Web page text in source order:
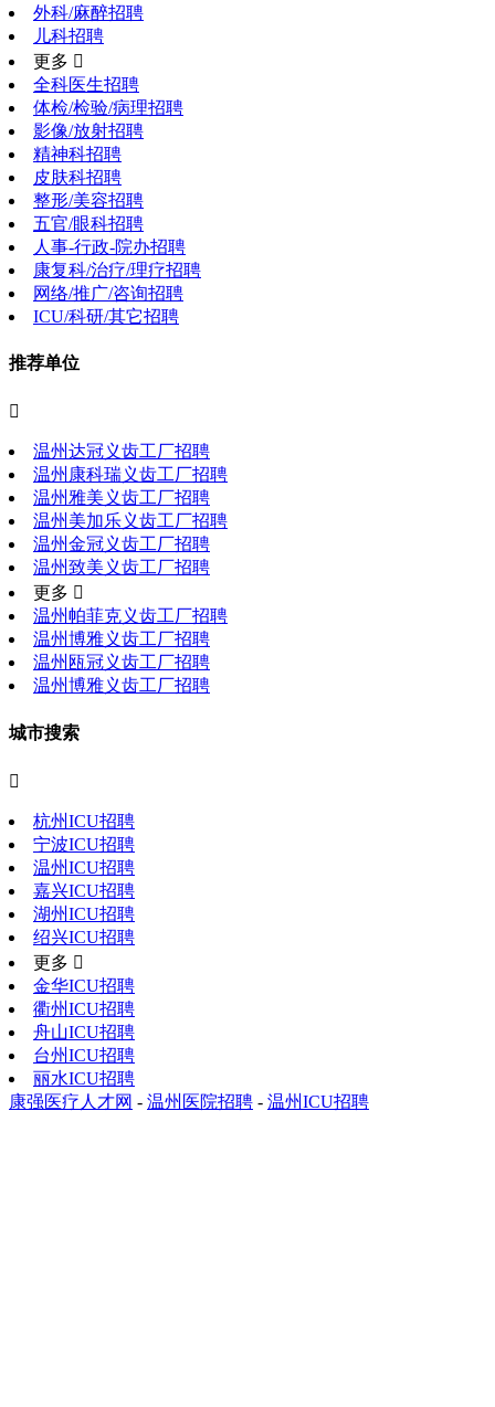
外科/麻醉招聘
儿科招聘
更多 
全科医生招聘
体检/检验/病理招聘
影像/放射招聘
精神科招聘
皮肤科招聘
整形/美容招聘
五官/眼科招聘
人事-行政-院办招聘
康复科/治疗/理疗招聘
网络/推广/咨询招聘
ICU/科研/其它招聘
推荐单位

温州达冠义齿工厂招聘
温州康科瑞义齿工厂招聘
温州雅美义齿工厂招聘
温州美加乐义齿工厂招聘
温州金冠义齿工厂招聘
温州致美义齿工厂招聘
更多 
温州帕菲克义齿工厂招聘
温州博雅义齿工厂招聘
温州瓯冠义齿工厂招聘
温州博雅义齿工厂招聘
城市搜索

杭州ICU招聘
宁波ICU招聘
温州ICU招聘
嘉兴ICU招聘
湖州ICU招聘
绍兴ICU招聘
更多 
金华ICU招聘
衢州ICU招聘
舟山ICU招聘
台州ICU招聘
丽水ICU招聘
康强医疗人才网 - 温州医院招聘 - 温州ICU招聘